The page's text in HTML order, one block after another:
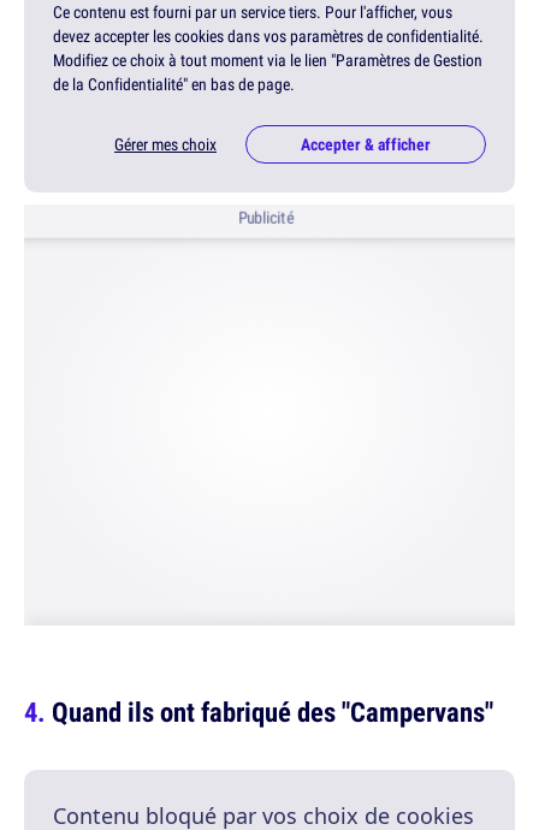
Ce contenu est fourni par un service tiers. Pour l'afficher, vous
devez accepter les cookies dans vos paramètres de confidentialité.
Modifiez ce choix à tout moment via le lien "Paramètres de Gestion
de la Confidentialité" en bas de page.
Gérer mes choix Accepter & afficher
Publicité
Quand ils ont fabriqué des "Campervans"
Contenu bloqué par vos choix de cookies